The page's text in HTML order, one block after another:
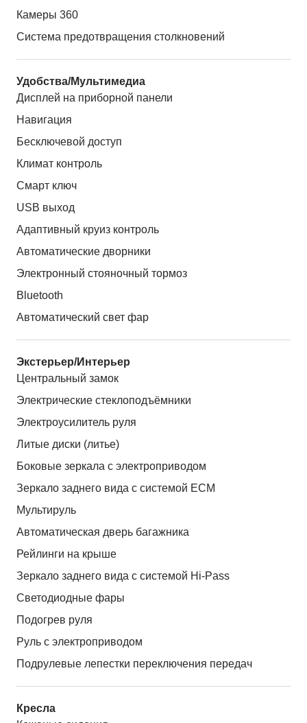
Камеры 360
Система предотвращения столкновений
Удобства/Мультимедиа
Дисплей на приборной панели
Навигация
Бесключевой доступ
Климат контроль
Смарт ключ
USB выход
Адаптивный круиз контроль
Автоматические дворники
Электронный стояночный тормоз
Bluetooth
Автоматический свет фар
Экстерьер/Интерьер
Центральный замок
Электрические стеклоподъёмники
Электроусилитель руля
Литые диски (литье)
Боковые зеркала с электроприводом
Зеркало заднего вида с системой ЕСМ
Мультируль
Автоматическая дверь багажника
Рейлинги на крыше
Зеркало заднего вида с системой Hi-Pass
Светодиодные фары
Подогрев руля
Руль с электроприводом
Подрулевые лепестки переключения передач
Кресла